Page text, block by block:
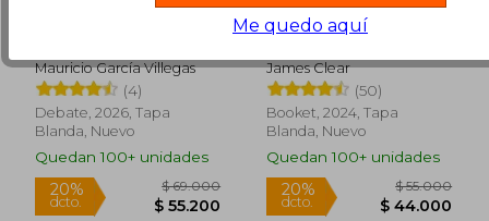
30% $ 55.000
$ 38.500
20% $
$
Mauricio García Villegas
(4)
Debate, 2026, Tapa
Blanda, Nuevo
Quedan 100+ unidades
Hábitos Atómicos
James Clear
(50)
Booket, 2024, Tapa
Blanda, Nuevo
Quedan 100+ unidades
Me quedo aquí